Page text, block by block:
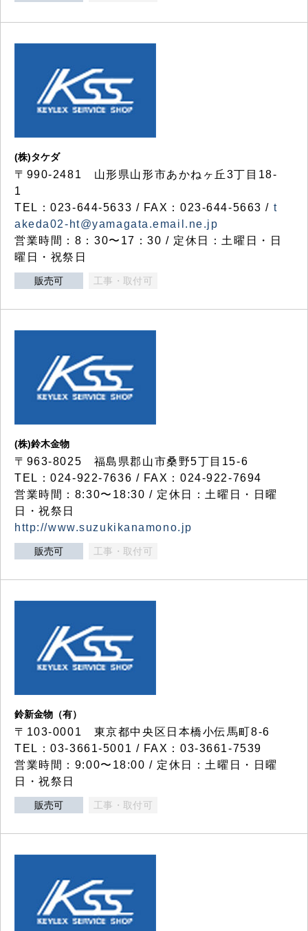
(株)タケダ
〒990-2481 山形県山形市あかねヶ丘3丁目18-
1
TEL：023-644-5633 / FAX：023-644-5663 / t
akeda02-ht@yamagata.email.ne.jp
営業時間：8：30〜17：30 / 定休日：土曜日・日
曜日・祝祭日
販売可 工事・取付可
(株)鈴木金物
〒963-8025 福島県郡山市桑野5丁目15-6
TEL：024-922-7636 / FAX：024-922-7694
営業時間：8:30〜18:30 / 定休日：土曜日・日曜
日・祝祭日
http://www.suzukikanamono.jp
販売可 工事・取付可
鈴新金物（有）
〒103-0001 東京都中央区日本橋小伝馬町8-6
TEL：03-3661-5001 / FAX：03-3661-7539
営業時間：9:00〜18:00 / 定休日：土曜日・日曜
日・祝祭日
販売可 工事・取付可